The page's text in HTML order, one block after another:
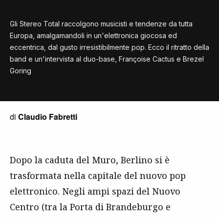
Gli Stereo Total raccolgono musicisti e tendenze da tutta
Europa, amalgamandoli in un'elettronica giocosa ed
eccentrica, dal gusto irresistibilmente pop. Ecco il ritratto della
band e un'intervista al duo-base, Françoise Cactus e Brezel
Goring
di Claudio Fabretti
Dopo la caduta del Muro, Berlino si è
trasformata nella capitale del nuovo pop
elettronico. Negli ampi spazi del Nuovo
Centro (tra la Porta di Brandeburgo e